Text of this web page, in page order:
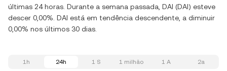
últimas 24 horas. Durante a semana passada, DAI (DAI) esteve
descer 0,00%. DAI está em tendência descendente, a diminuir
0,00% nos últimos 30 dias.
1h 24h 1 S 1 milhão 1 A 2a